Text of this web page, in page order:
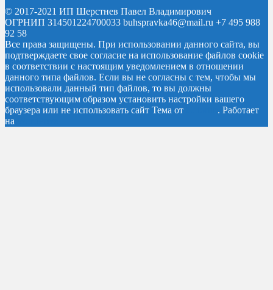
© 2017-2021 ИП Шерстнев Павел Владимирович
ОГРНИП 314501224700033 buhspravka46@mail.ru +7 495 988
92 58
Все права защищены. При использовании данного сайта, вы
подтверждаете свое согласие на использование файлов cookie
в соответствии с настоящим уведомлением в отношении
данного типа файлов. Если вы не согласны с тем, чтобы мы
использовали данный тип файлов, то вы должны
соответствующим образом установить настройки вашего
браузера или не использовать сайт Тема от
. Работает
на